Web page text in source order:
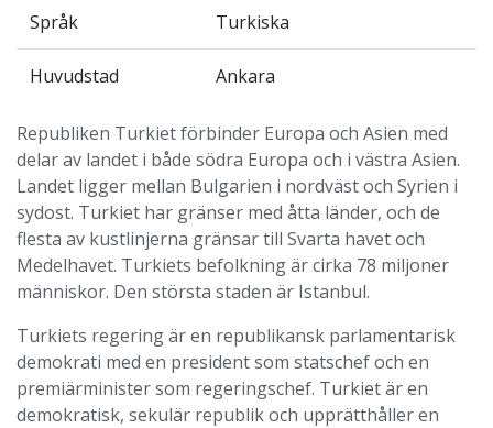
Språk Turkiska
Huvudstad Ankara
Republiken Turkiet förbinder Europa och Asien med
delar av landet i både södra Europa och i västra Asien.
Landet ligger mellan Bulgarien i nordväst och Syrien i
sydost. Turkiet har gränser med åtta länder, och de
flesta av kustlinjerna gränsar till Svarta havet och
Medelhavet. Turkiets befolkning är cirka 78 miljoner
människor. Den största staden är Istanbul.
Turkiets regering är en republikansk parlamentarisk
demokrati med en president som statschef och en
premiärminister som regeringschef. Turkiet är en
demokratisk, sekulär republik och upprätthåller en